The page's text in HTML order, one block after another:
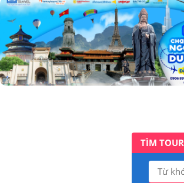
TÌM TOUR
Tìm
kiếm: